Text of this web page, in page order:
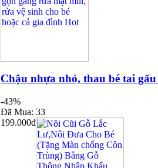
Chậu nhựa nhỏ, thau bé tai
-43%
Đã Mua: 33
199.000đ